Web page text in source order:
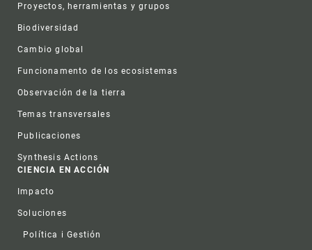
Proyectos, herramientas y grupos
Biodiversidad
Cambio global
Funcionamento de los ecosistemas
Observación de la tierra
Temas transversales
Publicaciones
Synthesis Actions
CIENCIA EN ACCIÓN
Impacto
Soluciones
Política i Gestión